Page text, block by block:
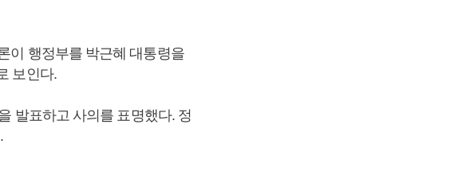
이 행정부를 박근혜 대통령을
보인다.
발표하고 사의를 표명했다. 정